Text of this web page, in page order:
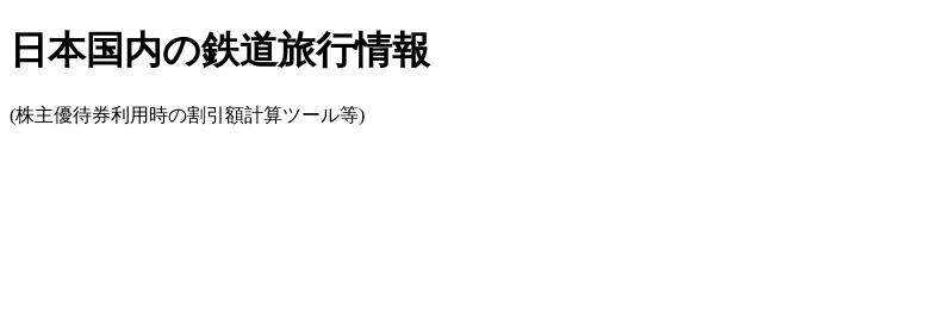
日本国内の鉄道旅行情報
(株主優待券利用時の割引額計算ツール等)